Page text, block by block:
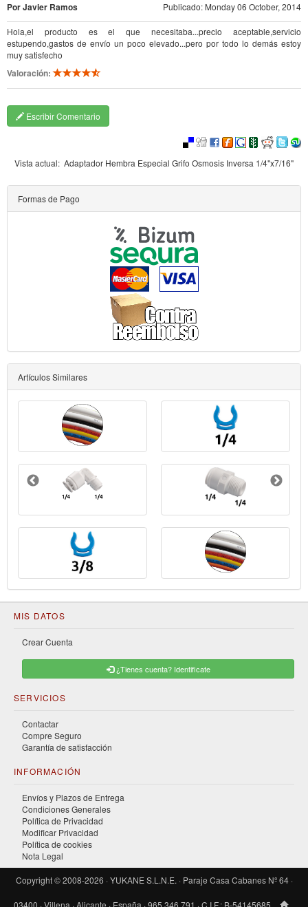
Por Javier Ramos Publicado: Monday 06 October, 2014
Hola,el producto es el que necesitaba...precio aceptable,servicio
estupendo,gastos de envío un poco elevado...pero por todo lo demás estoy
muy satisfecho
Valoración:
Escribir Comentario
Vista actual: Adaptador Hembra Especial Grifo Osmosis Inversa 1/4"x7/16"
Formas de Pago
Artículos Similares
MIS DATOS
Crear Cuenta
¿Tienes cuenta? Identificate
SERVICIOS
Contactar
Compre Seguro
Garantía de satisfacción
INFORMACIÓN
Envíos y Plazos de Entrega
Condiciones Generales
Política de Privacidad
Modificar Privacidad
Política de cookies
Nota Legal
Copyright © 2008-2026 · YUKANE S.L.N.E. · Paraje Casa Cabanes Nº 64 ·
03400 · Villena · Alicante · España · 965 346 791 · C.I.F.: B-54145685